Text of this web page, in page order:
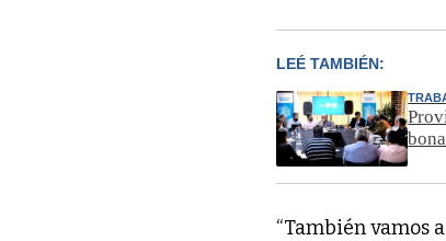
LEÉ TAMBIÉN:
“También vamos